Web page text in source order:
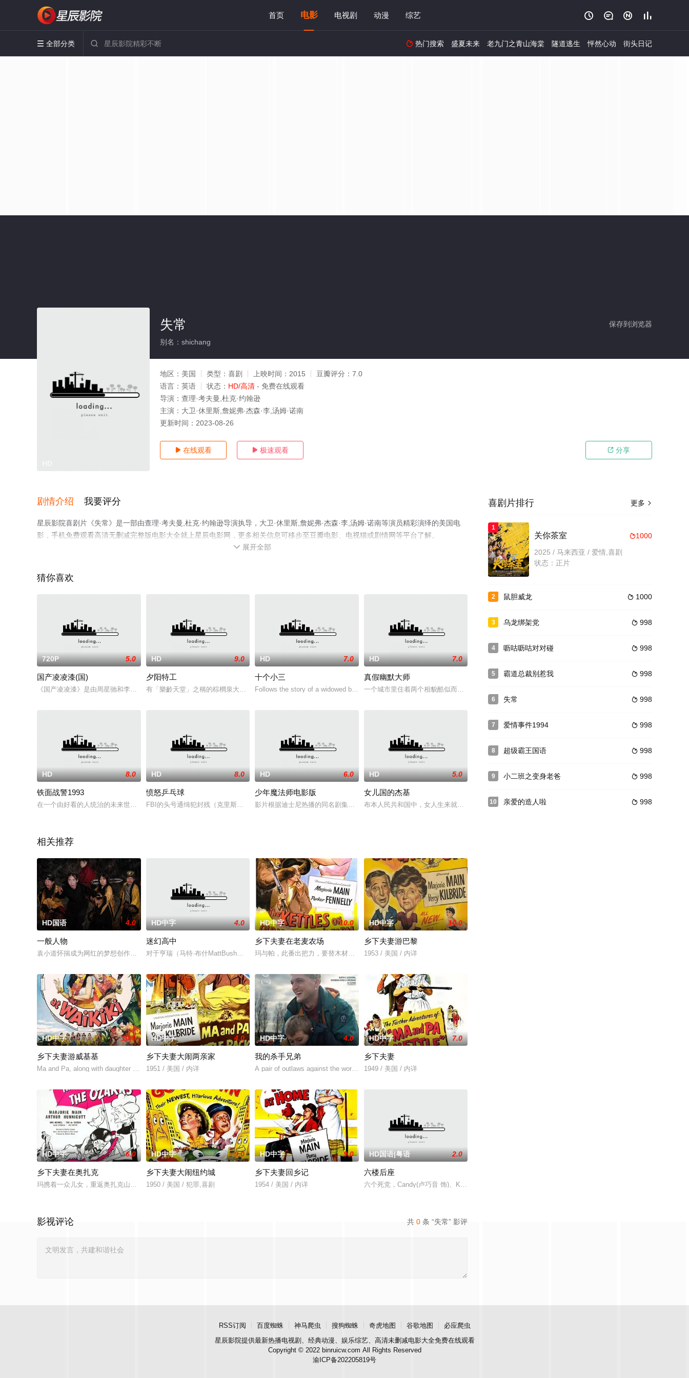
首页 电影 电视剧 动漫 综艺    
 全部分类   热门搜索 盛夏未来 老九门之青山海棠 隧道逃生 怦然心动 街头日记
保存到浏览器
失常
别名：shichang
地区： 美国 类型： 喜剧 上映时间： 2015 豆瓣评分： 7.0
语言： 英语 状态： HD/高清 - 免费在线观看
导演： 查理·考夫曼,杜克·约翰逊
主演： 大卫·休里斯,詹妮弗·杰森·李,汤姆·诺南
更新时间： 2023-08-26
 在线观看  极速观看  分享
剧情介绍 我要评分
星辰影院喜剧片《失常》是一部由查理·考夫曼,杜克·约翰逊导演执导，大卫·休里斯,詹妮弗·杰森·李,汤姆·诺南等演员精彩演绎的美国电
影，手机免费观看高清无删减完整版电影大全就上星辰电影网，更多相关信息可移步至豆瓣电影、电视猫或剧情网等平台了解。
 展开全部
猜你喜欢
720P 5.0
国产凌凌漆(国)
《国产凌凌漆》是由周星驰和李力持执导，周星驰、袁咏仪、罗家英、黄锦江主演，于1994年9月17日在中国香港上映的一部喜剧、动
HD 9.0
夕阳特工
有「樂齡天堂」之稱的棕櫚泉大飯店，人們在那裡享受無憂無慮的退休生活。對住在那裡的旅客來說，天天都像在過聖誕節，這都要感謝擁有
HD 7.0
十个小三
Follows the story of a widowed billionaire, Valentin Esposo, a
HD 7.0
真假幽默大师
一个城市里住着两个相貌酷似而又同名同姓人一个教师肖冠一个笑星肖冠笑星肖冠受不了永无休止困扰和妻子
HD 8.0
铁面战警1993
在一个由好看的人统治的未来世界中，以拉蒙·亚里图为首的变种人恐怖组织绑架了富商奥鲁霍的女儿，为丑陋的人争取权利。拉蒙乘坐飞船
HD 8.0
愤怒乒乓球
FBI的头号通缉犯封残（克里斯托弗·沃肯 Christopher Walken 饰）忍狡猾，FBI想尽办法都无法将其缉拿归案
HD 6.0
少年魔法师电影版
影片根据迪士尼热播的同名剧集改编，该剧将魔法引入美国家庭日常生活，相比《哈利·波特》，这个剧更加幽默并且更具都市感。剧中的卢
HD 5.0
女儿国的杰基
布本人民共和国中，女人生来就有极大的权力，并且可以控制发动战争，而这个国家的男人却要戴着面纱，待
相关推荐
HD国语 4.0
一般人物
袁小道怀揣成为网红的梦想创作短视频，并与周小乙等人组建了“红透半边天”团队。然而团队在发展过程中遭遇了诸多矛盾与分歧，幸得神
HD中字 4.0
迷幻高中
对于亨瑞（马特·布什MattBush饰）来说，生活可谓一帆风顺，成绩优异的他不仅刚刚获得了高额的奖学金，还要代表毕业生在毕业
HD中字 10.0
乡下夫妻在老麦农场
玛与帕，此番出把力，要替木材商布拉德·约翰逊和那位娇惯任性的名媛莎莉·弗莱明撮合成一对。玛大娘更亲自调教莎莉，教她学些乡野村
HD中字 10.0
乡下夫妻游巴黎
1953 / 美国 / 内详
HD中字 10.0
乡下夫妻游威基基
Ma and Pa, along with daughter Rosie, go off to Hawaii in answ
HD中字 4.0
乡下夫妻大闹两亲家
1951 / 美国 / 内详
HD中字 4.0
我的杀手兄弟
A pair of outlaws against the world: but these outlaws are a t
HD中字 7.0
乡下夫妻
1949 / 美国 / 内详
HD中字 6.0
乡下夫妻在奥扎克
玛携着一众儿女，重返奥扎克山地，探望老伴儿的胞兄——塞奇叔公。此翁正与贝迪莉亚·贝恩斯小姐周旋，一段情缘，竟已悠悠二十载矣。
HD中字 9.0
乡下夫妻大闹纽约城
1950 / 美国 / 犯罪,喜剧
HD中字 9.0
乡下夫妻回乡记
1954 / 美国 / 内详
HD国语|粤语 2.0
六楼后座
六个死党，Candy(卢巧音 饰)、Karena(林嘉欣 饰)、梁Wing(周俊伟 饰)、Jean(邓健泓 饰)、Leo(周
共 0 条 “失常” 影评
影视评论
更多 
喜剧片排行
1
1000
关你茶室
2025 / 马来西亚 / 爱情,喜剧
状态：正片
2  1000
鼠胆威龙
3  998
乌龙绑架党
4  998
呖咕呖咕对对碰
5  998
霸道总裁别惹我
6  998
失常
7  998
爱情事件1994
8  998
超级霸王国语
9  998
小二班之变身老爸
10  998
亲爱的造人啦
RSS订阅 百度蜘蛛 神马爬虫 搜狗蜘蛛 奇虎地图 谷歌地图
必应爬虫
星辰影院提供最新热播电视剧、经典动漫、娱乐综艺、高清未删减电影大全免费在线观看
Copyright © 2022 binruicw.com All Rights Reserved
渝ICP备202205819号